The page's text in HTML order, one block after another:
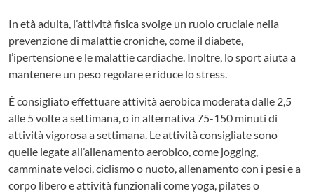
In età adulta, l’attività fisica svolge un ruolo cruciale nella
prevenzione di malattie croniche, come il diabete,
l’ipertensione e le malattie cardiache. Inoltre, lo sport aiuta a
mantenere un peso regolare e riduce lo stress.
È consigliato effettuare attività aerobica moderata dalle 2,5
alle 5 volte a settimana, o in alternativa 75-150 minuti di
attività vigorosa a settimana. Le attività consigliate sono
quelle legate all’allenamento aerobico, come jogging,
camminate veloci, ciclismo o nuoto, allenamento con i pesi e a
corpo libero e attività funzionali come yoga, pilates o